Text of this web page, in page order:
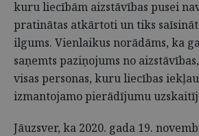
kuru liecībām aizstāvības pusei
pratinātas atkārtoti un tiks
ilgums. Vienlaikus norādāms, ka
saņemts paziņojums no
visas personas, kuru liecības
izmantojamo pierādījumu
Jāuzsver, ka 2020. gada 19.